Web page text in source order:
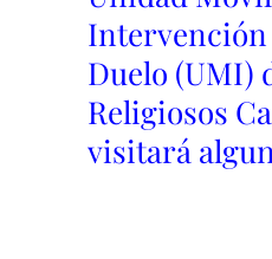
Duelo (UMI)
Religiosos
visitará